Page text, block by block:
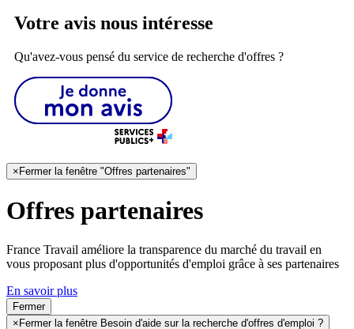
Votre avis nous intéresse
Qu'avez-vous pensé du service de recherche d'offres ?
× Fermer la fenêtre "Offres partenaires"
Offres partenaires
France Travail améliore la transparence du marché du travail en
vous proposant plus d'opportunités d'emploi grâce à ses partenaires
En savoir plus
Fermer
× Fermer la fenêtre Besoin d'aide sur la recherche d'offres d'emploi ?